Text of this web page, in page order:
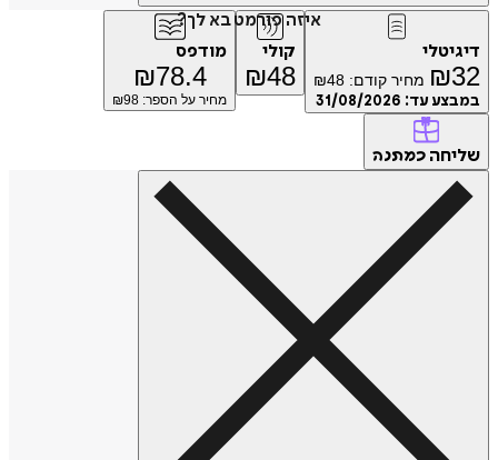
איזה פורמט בא לך?
₪ מחיר קודם: ₪48
עד:31/08/2026
₪ 48
מודפס
₪78.4
מחיר על הספר: ₪98
כמתנה